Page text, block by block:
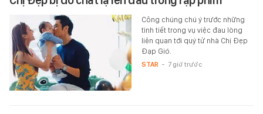
Công chúng chú ý trước những
tình tiết trong vụ việc đau lòng
liên quan tới quý tử nhà Chị Đẹp
Đạp Gió.
STAR - 7 giờ trước